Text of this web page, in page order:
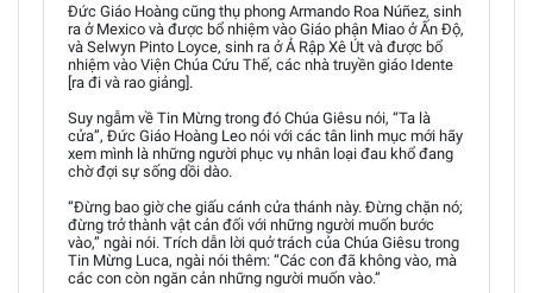
Đức Giáo Hoàng cũng thụ phong Armando Roa Núñez, sinh
ra ở Mexico và được bổ nhiệm vào Giáo phận Miao ở Ấn Độ,
và Selwyn Pinto Loyce, sinh ra ở Ả Rập Xê Út và được bổ
nhiệm vào Viện Chúa Cứu Thế, các nhà truyền giáo Idente
[ra đi và rao giảng].
Suy ngẫm về Tin Mừng trong đó Chúa Giêsu nói, “Ta là
cửa”, Đức Giáo Hoàng Leo nói với các tân linh mục mới hãy
xem mình là những người phục vụ nhân loại đau khổ đang
chờ đợi sự sống dồi dào.
“Đừng bao giờ che giấu cánh cửa thánh này. Đừng chặn nó;
đừng trở thành vật cản đối với những người muốn bước
vào,” ngài nói. Trích dẫn lời quở trách của Chúa Giêsu trong
Tin Mừng Luca, ngài nói thêm: “Các con đã không vào, mà
các con còn ngăn cản những người muốn vào.”